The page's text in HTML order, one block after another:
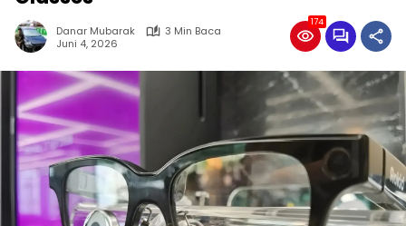
Danar Mubarak
3 Min Baca
Juni 4, 2026
174